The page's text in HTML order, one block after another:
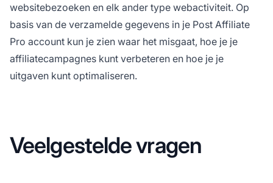
websitebezoeken en elk ander type webactiviteit. Op
basis van de verzamelde gegevens in je Post Affiliate
Pro account kun je zien waar het misgaat, hoe je je
affiliatecampagnes kunt verbeteren en hoe je je
uitgaven kunt optimaliseren.
Veelgestelde vragen